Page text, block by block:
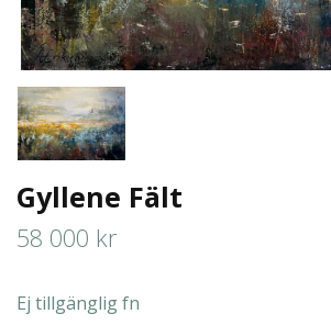
Gyllene Fält
58 000 kr
Ej tillgänglig fn